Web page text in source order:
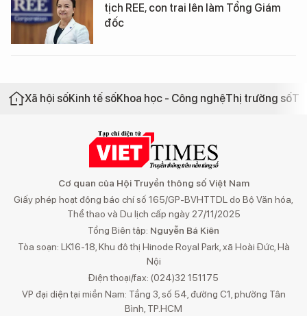
tịch REE, con trai lên làm Tổng Giám
đốc
Xã hội sốKinh tế sốKhoa học - Công nghệThị trường số
Cơ quan của Hội Truyền thông số Việt Nam
Giấy phép hoạt động báo chí số 165/GP-BVHTTDL do Bộ Văn hóa,
Thể thao và Du lịch cấp ngày 27/11/2025
Tổng Biên tập: Nguyễn Bá Kiên
Tòa soạn: LK16-18, Khu đô thị Hinode Royal Park, xã Hoài Đức, Hà
Nội
Điện thoại/fax: (024)32 151175
VP đại diện tại miền Nam: Tầng 3, số 54, đường C1, phường Tân
Bình, TP.HCM